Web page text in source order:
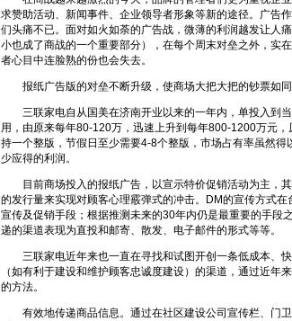
求赞助活动、新闻事件、企业领导者形象等新的途径。广告
们头痛不已。面对如火如荼的广告战，微薄的利润越发让人
小也成了商战的一个重要部分），在每个周末对垒之外，实
者心目中连脸熟的份也会失去。
报纸广告版的对垒不断升级，使商场大把大把的钞票如同
三联家电自从国美在济南开业以来的一年内，单投入到
用，由原来每年80-120万，迅速上升到每年800-1200万元
持一个整版，节假日至少需要4-8个整版，市场占有率虽然
少应得的利润。
目前商场投入的报纸广告，以宣示特价促销活动为主，
的发行量来实现对顾客心理霰弹式的冲击。DM的宣传方式
宣传及促销手段；根据推测未来的30年内仍是最重要的手段
递的渠道表现为直投和邮寄、散发、电子邮件的形式等等。
三联家电近年来也一直在寻找和试图开创一条低成本、
（如有利于建设和维护顾客忠诚度建设）的渠道，通过近年
的方法。
有效地传递商品信息。通过在社区建设公司宣传栏、门